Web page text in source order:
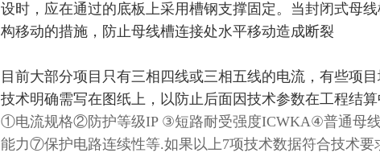
设时，应在通过的底板上采用槽钢支撑固定。当封闭式母
构移动的措施，防止母线槽连接处水平移动造成断裂
目前大部分项目只有三相四线或三相五线的电流，有些项
技术明确需写在图纸上，以防止后面因技术参数在工程结
①电流规格②防护等级IP ③短路耐受强度ICWKA④普通母
能力⑦保护电路连续性等.如果以上7项技术数据符合技术